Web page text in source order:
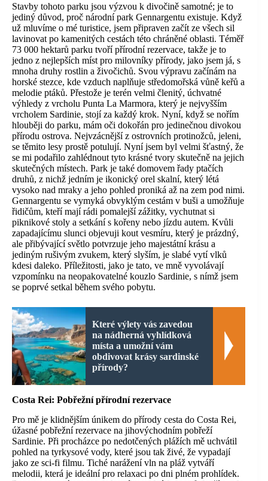
Stavby tohoto parku jsou výzvou k divočině samotné; je to
jediný důvod, proč národní park Gennargentu existuje. Když
už mluvíme o mé turistice, jsem připraven začít ze všech sil
lavinovat po kamenitých cestách této chráněné oblasti. Téměř
73 000 hektarů parku tvoří přírodní rezervace, takže je to
jedno z nejlepších míst pro milovníky přírody, jako jsem já, s
mnoha druhy rostlin a živočichů. Svou výpravu začínám na
horské stezce, kde vzduch naplňuje středomořská vůně keřů a
melodie ptáků. Přestože je terén velmi členitý, úchvatné
výhledy z vrcholu Punta La Marmora, který je nejvyšším
vrcholem Sardinie, stojí za každý krok. Nyní, když se nořím
hlouběji do parku, mám oči dokořán pro jedinečnou divokou
přírodu ostrova. Nejvzácnější z ostrovních protinožců, jeleni,
se těmito lesy prostě potulují. Nyní jsem byl velmi šťastný, že
se mi podařilo zahlédnout tyto krásné tvory skutečně na jejich
skutečných místech. Park je také domovem řady ptačích
druhů, z nichž jedním je ikonický orel skalní, který létá
vysoko nad mraky a jeho pohled proniká až na zem pod nimi.
Gennargentu se vymyká obvyklým cestám v buši a umožňuje
řidičům, kteří mají rádi pomalejší zážitky, vychutnat si
piknikové stoly a setkání s kořeny nebo jízdu autem. Kvůli
zapadajícímu slunci objevuji kout vesmíru, který je prázdný,
ale přibývající světlo potvrzuje jeho majestátní krásu a
jediným rušivým zvukem, který slyším, je slabé vytí vlků
kdesi daleko. Příležitosti, jako je tato, ve mně vyvolávají
vzpomínku na neopakovatelné kouzlo Sardinie, s nímž jsem
se poprvé setkal během svého pobytu.
Které výlety vás zavedou
na nádherná vyhlídková
místa a umožní vám
obdivovat krásy sardinské
přírody?
Costa Rei: Pobřežní přírodní rezervace
Pro mě je klidnějším únikem do přírody cesta do Costa Rei,
úžasné pobřežní rezervace na jihovýchodním pobřeží
Sardinie. Při procházce po nedotčených plážích mě uchvátil
pohled na tyrkysové vody, které jsou tak živé, že vypadají
jako ze sci-fi filmu. Tiché narážení vln na pláž vytváří
melodii, která je ideální pro relaxaci po dni plném prohlídek.